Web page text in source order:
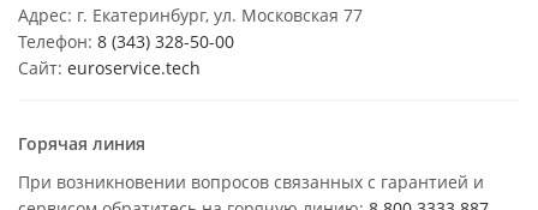
Адрес: г. Екатеринбург, ул. Московская 77
Телефон: 8 (343) 328-50-00
Сайт: euroservice.tech
Горячая линия
При возникновении вопросов связанных с гарантией и